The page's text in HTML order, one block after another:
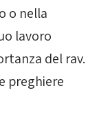
o nella
lavoro
del rav.
preghiere